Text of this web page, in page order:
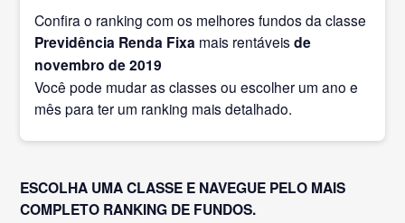
Confira o ranking com os melhores fundos da classe
Previdência Renda Fixa mais rentáveisde
novembro de 2019
Você pode mudar as classes ou escolher um ano e
mês para ter um ranking mais detalhado.
ESCOLHA UMA CLASSE E NAVEGUE PELO MAIS
COMPLETO RANKING DE FUNDOS.